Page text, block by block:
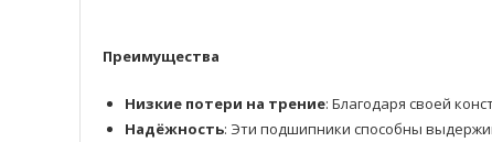
Преимущества
Низкие потери на трение: Благодаря своей
Надёжность: Эти подшипники способны